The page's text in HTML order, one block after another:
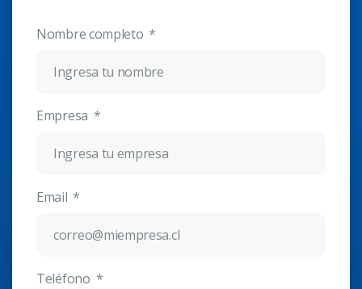
Nombre completo
Empresa
Email
Teléfono